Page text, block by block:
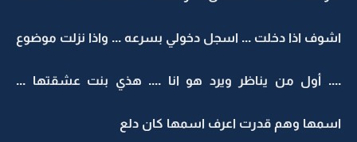
اشوف اذا دخلت ... اسجل دخولي بسرعه ... واذا نزلت موضوع
.... أول من يناظر ويرد هو انا .... هذي بنت عشقتها ...
اسمها وهم قدرت اعرف اسمها كان دلع